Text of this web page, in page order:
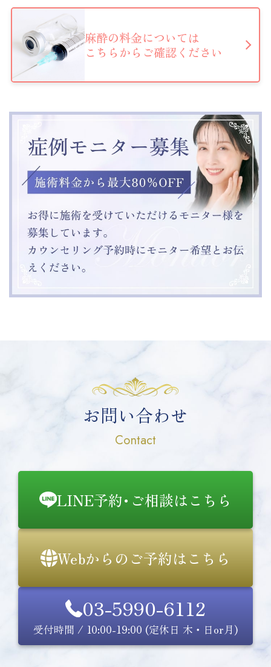
麻酔の料金については
こちらからご確認ください
お問い合わせ
Contact
03-5990-6112
受付時間 / 10:00-19:00 (定休日 木・日or月)
Webからのご予約はこちら
LINE予約･ご相談はこちら